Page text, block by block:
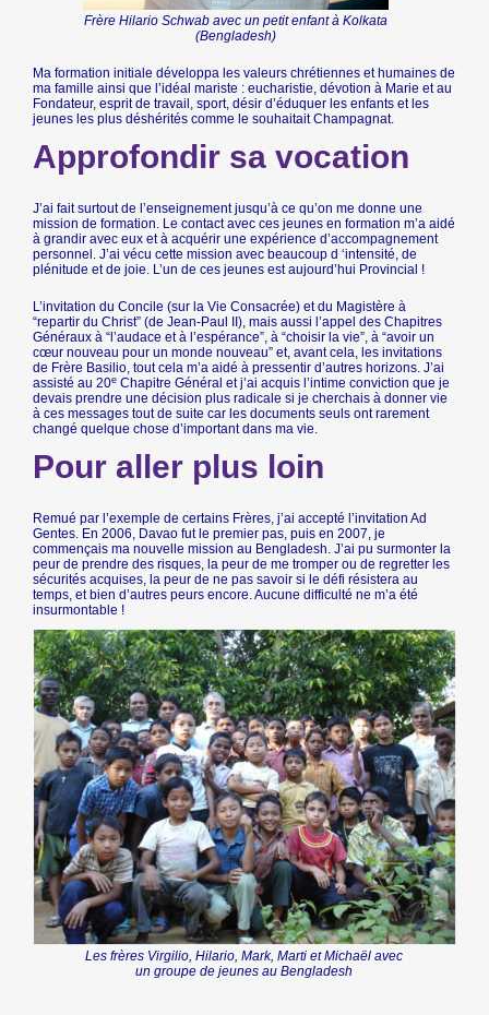
Frère Hilario Schwab avec un petit enfant à Kolkata
(Bengladesh)
Ma formation initiale développa les valeurs chrétiennes et humaines de
ma famille ainsi que l’idéal mariste : eucharistie, dévotion à Marie et au
Fondateur, esprit de travail, sport, désir d’éduquer les enfants et les
jeunes les plus déshérités comme le souhaitait Champagnat.
Approfondir sa vocation
J’ai fait surtout de l’enseignement jusqu’à ce qu’on me donne une
mission de formation. Le contact avec ces jeunes en formation m’a aidé
à grandir avec eux et à acquérir une expérience d’accompagnement
personnel. J’ai vécu cette mission avec beaucoup d ‘intensité, de
plénitude et de joie. L’un de ces jeunes est aujourd’hui Provincial !
L’invitation du Concile (sur la Vie Consacrée) et du Magistère à
“repartir du Christ” (de Jean-Paul II), mais aussi l’appel des Chapitres
Généraux à “l’audace et à l’espérance”, à “choisir la vie”, à “avoir un
cœur nouveau pour un monde nouveau” et, avant cela, les invitations
de Frère Basilio, tout cela m’a aidé à pressentir d’autres horizons. J’ai
assisté au 20e Chapitre Général et j’ai acquis l’intime conviction que je
devais prendre une décision plus radicale si je cherchais à donner vie
à ces messages tout de suite car les documents seuls ont rarement
changé quelque chose d’important dans ma vie.
Pour aller plus loin
Remué par l’exemple de certains Frères, j’ai accepté l’invitation Ad
Gentes. En 2006, Davao fut le premier pas, puis en 2007, je
commençais ma nouvelle mission au Bengladesh. J’ai pu surmonter la
peur de prendre des risques, la peur de me tromper ou de regretter les
sécurités acquises, la peur de ne pas savoir si le défi résistera au
temps, et bien d’autres peurs encore. Aucune difficulté ne m’a été
insurmontable !
Les frères Virgilio, Hilario, Mark, Marti et Michaël avec
un groupe de jeunes au Bengladesh